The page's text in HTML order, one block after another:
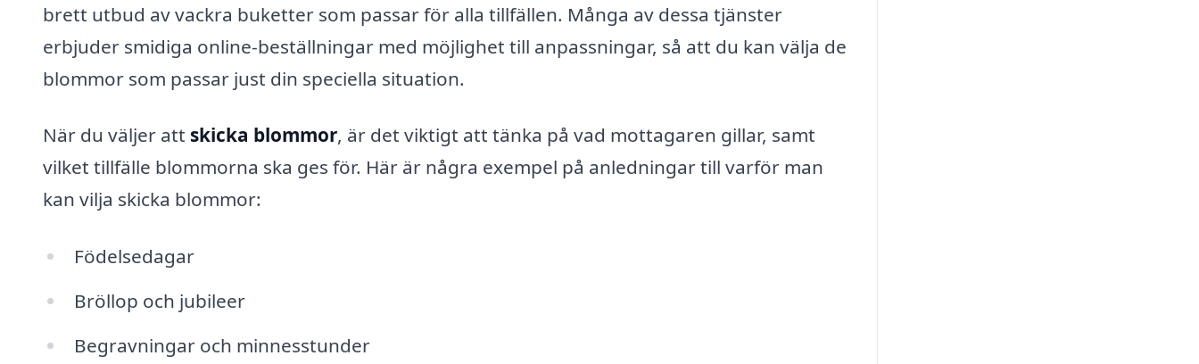
brett utbud av vackra buketter som passar för alla tillfällen. Många av dessa tjänster
erbjuder smidiga online-beställningar med möjlighet till anpassningar, så att du kan välja de
blommor som passar just din speciella situation.
När du väljer att skicka blommor, är det viktigt att tänka på vad mottagaren gillar, samt
vilket tillfälle blommorna ska ges för. Här är några exempel på anledningar till varför man
kan vilja skicka blommor:
Födelsedagar
Bröllop och jubileer
Begravningar och minnesstunder